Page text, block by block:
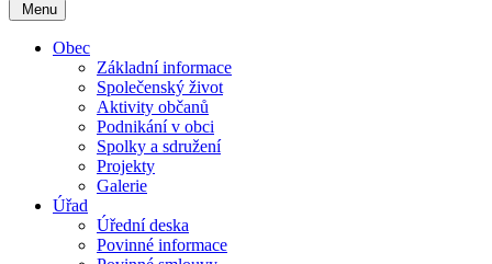
Menu
Obec
Základní informace
Společenský život
Aktivity občanů
Podnikání v obci
Spolky a sdružení
Projekty
Galerie
Úřad
Úřední deska
Povinné informace